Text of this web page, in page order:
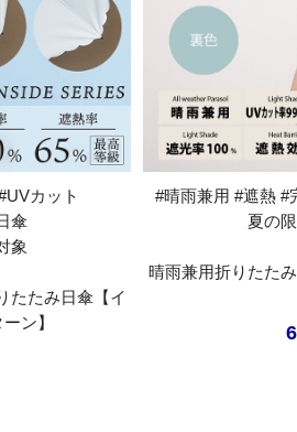
カット
傘
象
たたみ日傘【イ
ン】
#晴雨兼用 #遮熱 #
夏の
晴雨兼用折りたた